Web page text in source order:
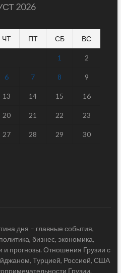
2026
ЧТ ПТ СБ ВС
1 2
6 7 8 9
13 14 15 16
20 21 22 23
27 28 29 30
дня – главные события,
бизнес, экономика,
и прогнозы. Отношения Грузии с
Турцией, Россией, США
Грузии.